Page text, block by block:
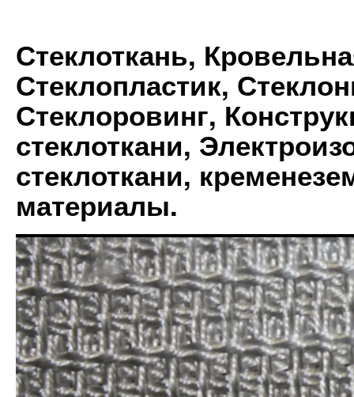
Стеклоткань,
Стеклопластик,
Стеклоровинг,
стеклоткани,
стеклоткани,
материалы.